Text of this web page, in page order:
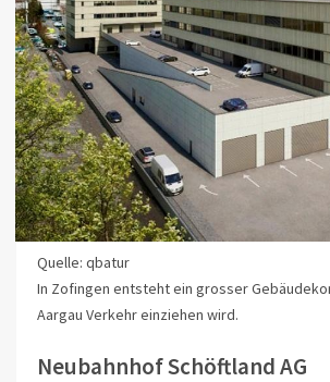
Quelle: qbatur
In Zofingen entsteht ein grosser
Aargau Verkehr einziehen wird.
Neubahnhof Schöftland AG